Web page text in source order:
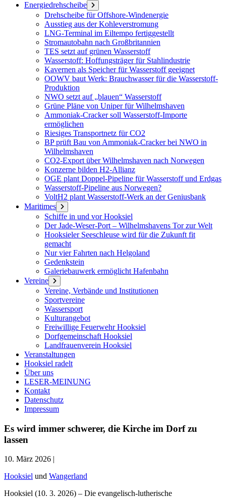
Energiedrehscheibe Menü
öffnen
Drehscheibe für Offshore-Windenergie
Ausstieg aus der Kohleverstromung
LNG-Terminal im Eiltempo fertiggestellt
Stromautobahn nach Großbritannien
TES setzt auf grünen Wasserstoff
Wasserstoff: Hoffungsträger für Stahlindustrie
Kavernen als Speicher für Wasserstoff geeignet
OOWV baut Werk: Brauchwasser für die Wasserstoff-
Produktion
NWO setzt auf „blauen“ Wasserstoff
Grüne Pläne von Uniper für Wilhelmshaven
Ammoniak-Cracker soll Wasserstoff-Importe
ermöglichen
Riesiges Transportnetz für CO2
BP prüft Bau von Ammoniak-Cracker bei NWO in
Wilhelmshaven
CO2-Export über Wilhelmshaven nach Norwegen
Konzerne bilden H2-Allianz
OGE plant Doppel-Pipeline für Wasserstoff und Erdgas
Wasserstoff-Pipeline aus Norwegen?
VoltH2 plant Wasserstoff-Werk an der Geniusbank
Maritimes Menü
öffnen
Schiffe in und vor Hooksiel
Der Jade-Weser-Port – Wilhelmshavens Tor zur Welt
Hooksieler Seeschleuse wird für die Zukunft fit
gemacht
Nur vier Fahrten nach Helgoland
Gedenkstein
Galeriebauwerk ermöglicht Hafenbahn
Vereine Menü
öffnen
Vereine, Verbände und Institutionen
Sportvereine
Wassersport
Kulturangebot
Freiwillige Feuerwehr Hooksiel
Dorfgemeinschaft Hooksiel
Landfrauenverein Hooksiel
Veranstaltungen
Hooksiel radelt
Über uns
LESER-MEINUNG
Kontakt
Datenschutz
Impressum
Es wird immer schwerer, die Kirche im Dorf zu
lassen
10. März 2026 |
Hooksiel und Wangerland
Hooksiel (10. 3. 2026) – Die evangelisch-lutherische